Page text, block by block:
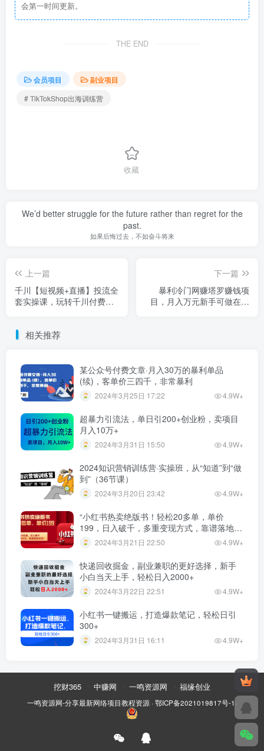
会第一时间更新。
THE END
会员项目
副业项目
# TikTokShop出海训练营
收藏
We’d better struggle for the future rather than regret for the
past.
如果后悔过去，不如奋斗将来
上一篇
千川【短视频+直播】投流全
套实操课，玩转千川付费投
下一篇
暴利冷门网赚塔罗赚钱项
目，月入万元新手可做在家
相关推荐
某公众号付费文章·月入30万的暴利单品
(续)，客单价三四千，非常暴利
2024年3月25日 17:22 4.9W+
超暴力引流法，单日引200+创业粉，卖项目
月入10万+
2024年3月31日 15:50 4.9W+
2024知识营销训练营·实操班，从“知道”到“做
到”（36节课）
2024年3月20日 23:42 4.9W+
“小红书热卖绝版书！轻松20多单，单价
199，日入破千，多重变现方式，靠谱落地项
目！”2024年3月21日 22:50 4.9W+
快递回收掘金，副业兼职的更好选择，新手
小白当天上手，轻松日入2000+
2024年3月22日 22:51 4.9W+
小红书一键搬运，打造爆款笔记，轻松日引
300+
2024年3月31日 16:11 4.9W+
挖财365 中赚网 一鸣资源网 福缘创业
一鸣资源网-分享最新网络项目教程资源 · 鄂ICP备2021019817号-1 ·